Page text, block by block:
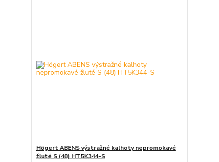
Högert ABENS výstražné kalhoty nepromokavé
žluté S (48) HT5K344-S